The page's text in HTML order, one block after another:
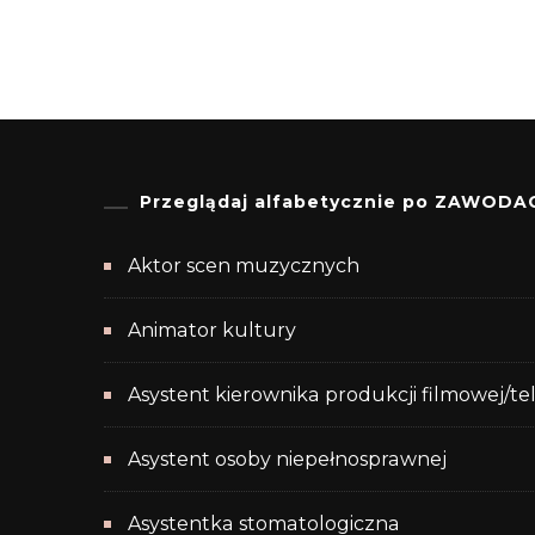
Przeglądaj alfabetycznie po
Aktor scen muzycznych
Animator kultury
Asystent kierownika produkcji filmowej/
Asystent osoby niepełnosprawnej
Asystentka stomatologiczna